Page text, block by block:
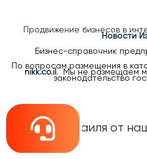
Продвижение бизнесов в
Новости
Бизнес-справочник
По вопросам размещения в
nikk.co.il . Мы не размещаем
законодательство
Новости Израиля от
НАновости